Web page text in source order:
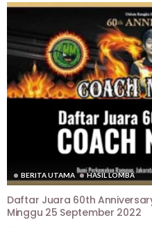
BERITA UTAMA HASIL LOMBA
Daftar Juara 60th
Minggu 25 September 2022